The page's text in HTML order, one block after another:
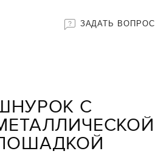
ЗАДАТЬ ВОПРОС
С